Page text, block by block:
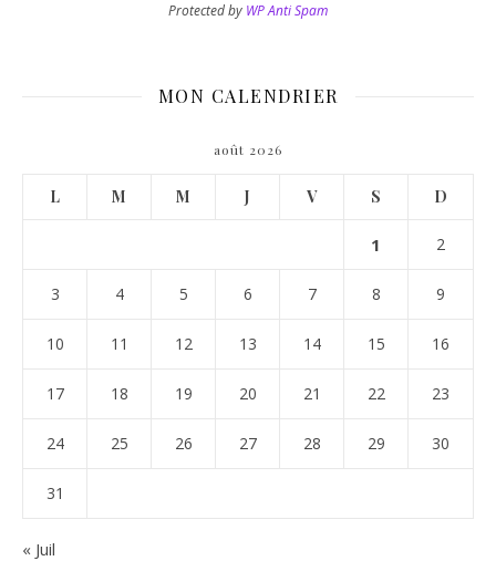
Protected by WP Anti Spam
MON CALENDRIER
août 2026
L M M J V S D
1 2
3 4 5 6 7 8 9
10 11 12 13 14 15 16
17 18 19 20 21 22 23
24 25 26 27 28 29 30
31
« Juil